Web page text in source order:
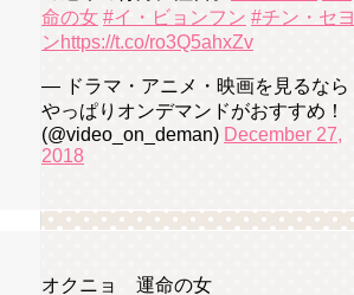
命の女 #イ・ビョンフン #チン・セヨ
ンhttps://t.co/ro3Q5ahxZv
— ドラマ・アニメ・映画を見るなら
やっぱりオンデマンドがおすすめ！
(@video_on_deman) December 27,
2018
オクニョ 運命の女